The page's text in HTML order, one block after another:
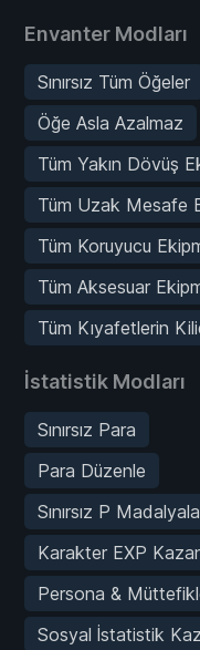
Envanter Modları
Sınırsız Tüm Öğeler
Öğe Asla Azalmaz
Tüm Yakın Dövüş
Tüm Uzak Mesafe
Tüm Koruyucu
Tüm Aksesuar
Tüm Kıyafetlerin
İstatistik Modları
Sınırsız Para
Para Düzenle
Sınırsız P
Karakter EXP
Persona &
Sosyal İstatistik